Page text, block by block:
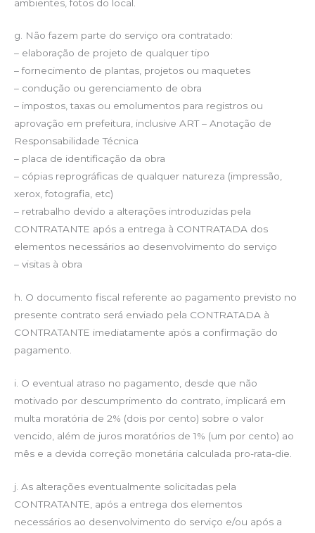
ambientes, fotos do local.
g. Não fazem parte do serviço ora contratado:
– elaboração de projeto de qualquer tipo
– fornecimento de plantas, projetos ou maquetes
– condução ou gerenciamento de obra
– impostos, taxas ou emolumentos para registros ou
aprovação em prefeitura, inclusive ART – Anotação de
Responsabilidade Técnica
– placa de identificação da obra
– cópias reprográficas de qualquer natureza (impressão,
xerox, fotografia, etc)
– retrabalho devido a alterações introduzidas pela
CONTRATANTE após a entrega à CONTRATADA dos
elementos necessários ao desenvolvimento do serviço
– visitas à obra
h. O documento fiscal referente ao pagamento previsto no
presente contrato será enviado pela CONTRATADA à
CONTRATANTE imediatamente após a confirmação do
pagamento.
i. O eventual atraso no pagamento, desde que não
motivado por descumprimento do contrato, implicará em
multa moratória de 2% (dois por cento) sobre o valor
vencido, além de juros moratórios de 1% (um por cento) ao
mês e a devida correção monetária calculada pro-rata-die.
j. As alterações eventualmente solicitadas pela
CONTRATANTE, após a entrega dos elementos
necessários ao desenvolvimento do serviço e/ou após a